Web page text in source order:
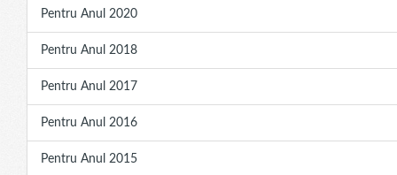
Pentru Anul 2020
Pentru Anul 2018
Pentru Anul 2017
Pentru Anul 2016
Pentru Anul 2015